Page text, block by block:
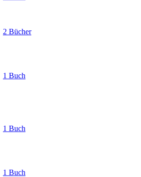
2 Bücher
1 Buch
1 Buch
1 Buch